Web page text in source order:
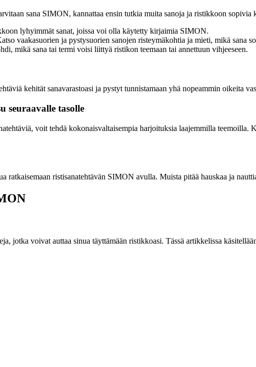
sana SIMON, kannattaa ensin tutkia muita sanoja ja ristikkoon
lyhyimmät sanat, joissa voi olla käytetty kirjaimia SIMON.
vaakasuorien ja pystysuorien sanojen risteymäkohtia ja mieti, mikä sana
mikä sana tai termi voisi liittyä ristikon teemaan tai annettuun vihjeeseen.
kehität sanavarastoasi ja pystyt tunnistamaan yhä nopeammin oikeita
seuraavalle tasolle
voit tehdä kokonaisvaltaisempia harjoituksia laajemmilla
ratkaisemaan ristisanatehtävän SIMON avulla. Muista pitää hauskaa ja
jotka voivat auttaa sinua täyttämään ristikkoasi. Tässä artikkelissa